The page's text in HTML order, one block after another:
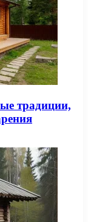
традиции,